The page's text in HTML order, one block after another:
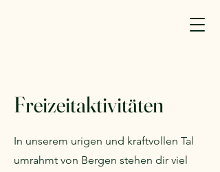
Freizeitaktivitäten
In unserem urigen und kraftvollen Tal
umrahmt von Bergen stehen dir viel